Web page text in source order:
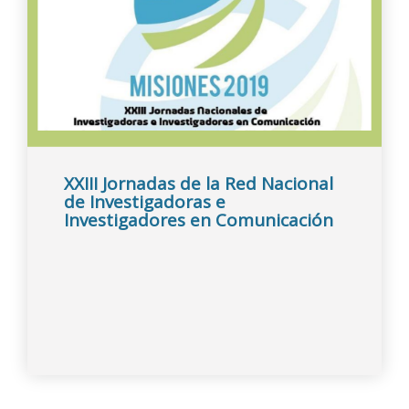
XXIII Jornadas de la Red Nacional
de Investigadoras e
Investigadores en Comunicación